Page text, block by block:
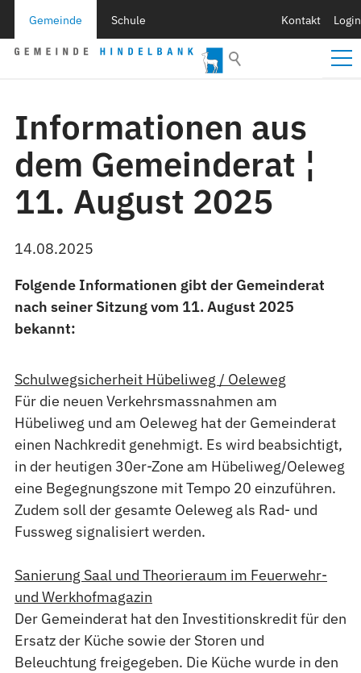
Gemeinde Schule Kontakt Login
Informationen aus
dem Gemeinderat ¦
11. August 2025
14.08.2025
Folgende Informationen gibt der Gemeinderat
nach seiner Sitzung vom 11. August 2025
bekannt:
Schulwegsicherheit Hübeliweg / Oeleweg
Für die neuen Verkehrsmassnahmen am
Hübeliweg und am Oeleweg hat der Gemeinderat
einen Nachkredit genehmigt. Es wird beabsichtigt,
in der heutigen 30er-Zone am Hübeliweg/Oeleweg
eine Begegnungszone mit Tempo 20 einzuführen.
Zudem soll der gesamte Oeleweg als Rad- und
Fussweg signalisiert werden.
Sanierung Saal und Theorieraum im Feuerwehr-
und Werkhofmagazin
Der Gemeinderat hat den Investitionskredit für den
Ersatz der Küche sowie der Storen und
Beleuchtung freigegeben. Die Küche wurde in den